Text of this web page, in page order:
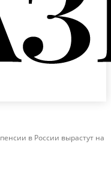
в России вырастут на